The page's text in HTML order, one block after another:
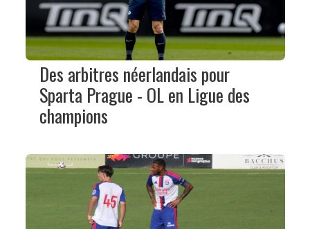
Des arbitres néerlandais pour
Sparta Prague - OL en Ligue des
champions